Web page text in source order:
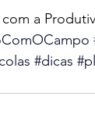
a
#dicas